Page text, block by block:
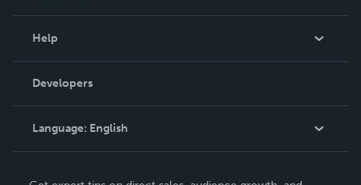
Podcast
Help
Order Lookup
Knowledge Base
Contact Support
Developers
Language: English